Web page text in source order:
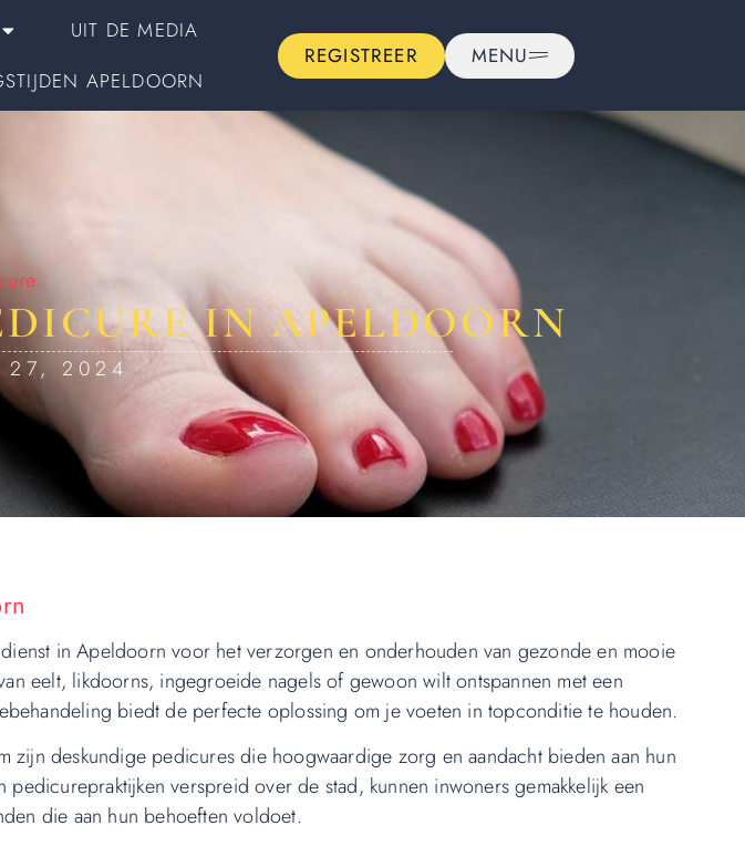
UIT DE MEDIA
APELDOORN
REGISTREER MENU
IN APELDOORN
27, 2024
in Apeldoorn voor het verzorgen en onderhouden van gezonde en mooie
eelt, likdoorns, ingegroeide nagels of gewoon wilt ontspannen met een
biedt de perfecte oplossing om je voeten in topconditie te houden.
zijn deskundige pedicures die hoogwaardige zorg en aandacht bieden aan hun
pedicurepraktijken verspreid over de stad, kunnen inwoners gemakkelijk een
die aan hun behoeften voldoet.